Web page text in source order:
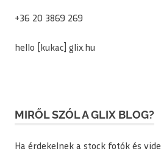
+36 20 3869 269
hello [kukac] glix.hu
MIRŐL SZÓL A GLIX BLOG?
Ha érdekelnek a stock fotók és